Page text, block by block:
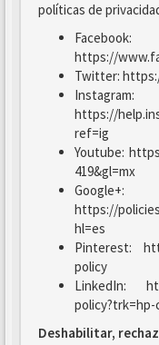
políticas de
Facebook:
https://
Twitter:
Instagram:
https://
ref=ig
Youtube:
419&gl=mx
Google+:
https://
hl=es
Pinterest:
policy
LinkedIn:
policy?trk=hp-
Deshabilitar,